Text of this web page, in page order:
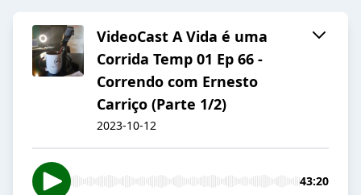
VideoCast A Vida é uma
Corrida Temp 01 Ep 66 -
Correndo com Ernesto
Carriço (Parte 1/2)
2023-10-12
43:20